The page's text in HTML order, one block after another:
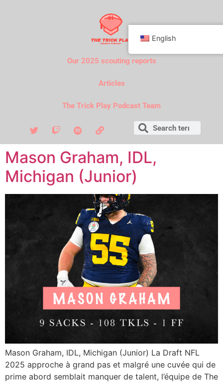
Our 2025 scouting reports
Articles
The Trick Play Podcast Team
Mason Graham, IDL,
Michigan (Junior)
Mason Graham, IDL, Michigan (Junior) La Draft NFL
2025 approche à grand pas et malgré une cuvée qui de
prime abord semblait manquer de talent, l’équipe de The
English